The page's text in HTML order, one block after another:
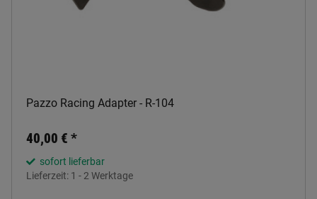
Pazzo Racing Adapter - R-104
40,00 € *
sofort lieferbar
Lieferzeit: 1 - 2 Werktage